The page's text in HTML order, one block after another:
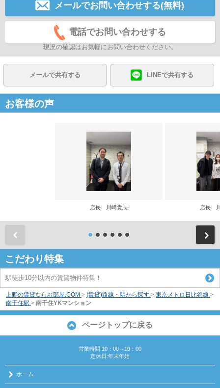
メールでお問い合わせする(無料)
電話でお問い合わせする
現況の確認はお気軽にお問い合わせください。
メールで共有する LINEで共有する
お客様の声
店長 川崎貴志 店長
こだわり特集
駅徒歩10分以内の賃貸物件特集！
上野の賃貸ならお部屋.COM > (賃貸)路線・駅から探す > 東京メトロ日比谷線 >
南千住駅 > 南千住YKマンション
ページトップに戻る
営業時間:10：00～19：00
定休日:年末年始
ホーム